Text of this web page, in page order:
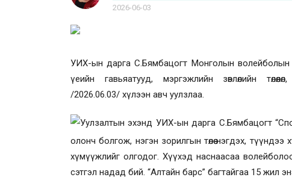
2026-06-03
УИХ-ын дарга С.Бямбацогт Монголын
үеийн гавьяатууд, мэргэжлийн зөвлөлийн
/2026.06.03/ хүлээн авч уулзлаа.
Уулзалтын эхэнд УИХ-ын дарга С.Бямбацогт
олонч болгож, нэгэн зорилгын төлөө нэгдэх,
хүмүүжлийг олгодог. Хүүхэд наснаасаа
сэтгэл надад бий. “Алтайн барс” багтайгаа 15 жил